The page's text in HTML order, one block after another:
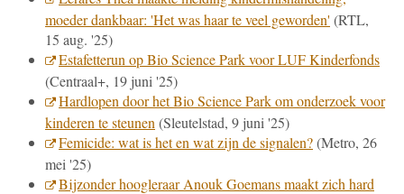
moeder dankbaar: 'Het was haar te veel geworden' (RTL,
15 aug. '25)
Estafetterun op Bio Science Park voor LUF Kinderfonds
(Centraal+, 19 juni '25)
Hardlopen door het Bio Science Park om onderzoek voor
kinderen te steunen (Sleutelstad, 9 juni '25)
Femicide: wat is het en wat zijn de signalen?(Metro, 26
mei '25)
Bijzonder hoogleraar Anouk Goemans maakt zich hard